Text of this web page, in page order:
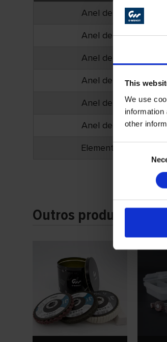
This
We use
other
Consent
Anel de lixa de lamelar
Anel de lixa de
Anel de lixa de lamelar
Anel de lixa de
Anel de lixa de
Anel de lixa de
Elemento de expansão
Outros produtos